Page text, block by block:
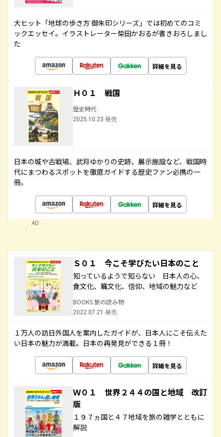
大ヒット「地球の歩き方 御朱印シリーズ」では初めてのコミ
ックエッセイ。イラストレーター柴田かおるが書きおろしまし
た
詳細を見る
Ｈ０１ 戦国
歴史時代
2025.10.23 発売
日本の城や古戦場、武将ゆかりの史跡、展示施設など、戦国時
代にまつわるスポットを徹底ガイドする歴史ファン必携の一
冊。
詳細を見る
AD
Ｓ０１ 今こそ学びたい日本のこと
知っているようで知らない 日本人の心、
食文化、職文化、信仰、地域の魅力など
BOOKS 旅の読み物
2022.07.21 発売
１万人の訪日外国人を案内したガイドが、日本人にこそ伝えた
い日本の魅力が満載。日本の再発見ができる１冊！
詳細を見る
Ｗ０１ 世界２４４の国と地域 改訂
版
１９７ヵ国と４７地域を旅の雑学とともに
解説